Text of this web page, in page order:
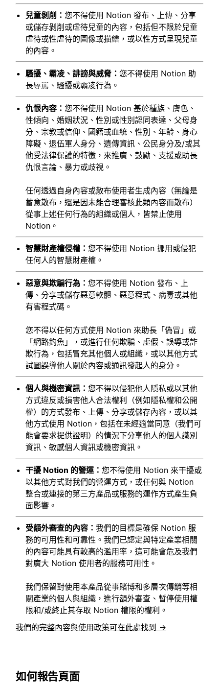
兒童剝削： 您不得使用 Notion 發布、上傳、分享
或儲存剝削或虐待兒童的內容，包括但不限於兒童
虐待或性虐待的圖像或描繪，或以性方式呈現兒童
的內容。
騷擾、霸凌、誹謗與威脅： 您不得使用 Notion 助
長辱罵、騷擾或霸凌行為。
仇恨內容： 您不得使用 Notion 基於種族、膚色、
性傾向、婚姻狀況、性別或性別認同表達、父母身
分、宗教或信仰、國籍或血統、性別、年齡、身心
障礙、退伍軍人身分、遺傳資訊、公民身分及/或其
他受法律保護的特徵，來推廣、鼓勵、支援或助長
仇恨言論、暴力或歧視。
任何透過自身內容或散布使用者生成內容（無論是
蓄意散布，還是因未能合理審核此類內容而散布）
從事上述任何行為的組織或個人，皆禁止使用
Notion。
智慧財產權侵權： 您不得使用 Notion 挪用或侵犯
任何人的智慧財產權。
惡意與欺騙行為： 您不得使用 Notion 發布、上
傳、分享或儲存惡意軟體、惡意程式、病毒或其他
有害程式碼。
您不得以任何方式使用 Notion 來助長「偽冒」或
「網路釣魚」，或進行任何欺騙、虛假、誤導或詐
欺行為，包括冒充其他個人或組織，或以其他方式
試圖誤導他人關於內容或通訊發起人的身分。
個人與機密資訊： 您不得以侵犯他人隱私或以其他
方式違反或損害他人合法權利（例如隱私權和公開
權）的方式發布、上傳、分享或儲存內容，或以其
他方式使用 Notion，包括在未經適當同意（我們可
能會要求提供證明）的情況下分享他人的個人識別
資訊、敏感個人資訊或機密資訊。
干擾 Notion 的營運： 您不得使用 Notion 來干擾或
以其他方式對我們的營運方式，或任何與 Notion
整合或連接的第三方產品或服務的運作方式產生負
面影響。
受額外審查的內容： 我們的目標是確保 Notion 服
務的可用性和可靠性。我們已認定與特定產業相關
的內容可能具有較高的濫用率，這可能會危及我們
對廣大 Notion 使用者的服務可用性。
我們保留對使用本產品從事賭博和多層次傳銷等相
關產業的個人與組織，進行額外審查、暫停使用權
限和/或終止其存取 Notion 權限的權利。
我們的完整內容與使用政策可在此處找到 →
如何報告頁面